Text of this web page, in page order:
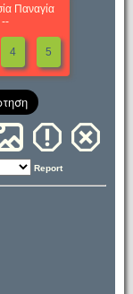
Παναγία
4 5
Report